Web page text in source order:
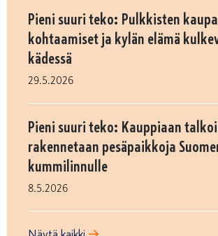
Pieni suuri teko: Pulkkisten
kohtaamiset ja kylän elämä
kädessä
29.5.2026
Pieni suuri teko: Kauppiaan
rakennetaan pesäpaikkoja
kummilinnulle
8.5.2026